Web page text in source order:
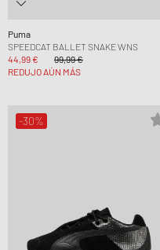
Puma
SPEEDCAT BALLET SNAKE WNS
44,99 €
99,99 €
REDUJO AÚN MÁS
-30%